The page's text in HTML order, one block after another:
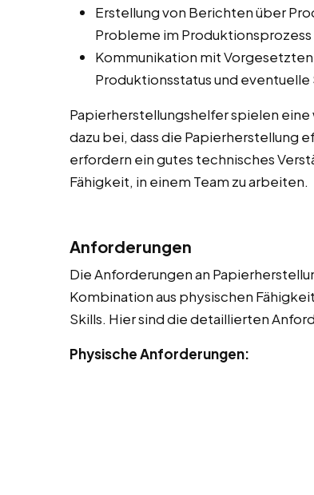
Erstellung von Berichten über
Probleme im Produktionsprozess
Kommunikation mit
Produktionsstatus und eventuelle
Papierherstellungshelfer spielen
dazu bei, dass die Papierherstellung
erfordern ein gutes technisches
Fähigkeit, in einem Team zu arbeiten.
Anforderungen
Die Anforderungen an
Kombination aus physischen
Skills. Hier sind die detaillierten
Physische Anforderungen: